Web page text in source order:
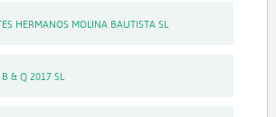
HERMANOS MOLINA BAUTISTA SL
& Q 2017 SL